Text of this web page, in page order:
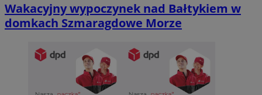
Wakacyjny wypoczynek nad Bałtykiem w
domkach Szmaragdowe Morze